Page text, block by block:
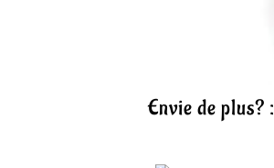
Envie de plus? :